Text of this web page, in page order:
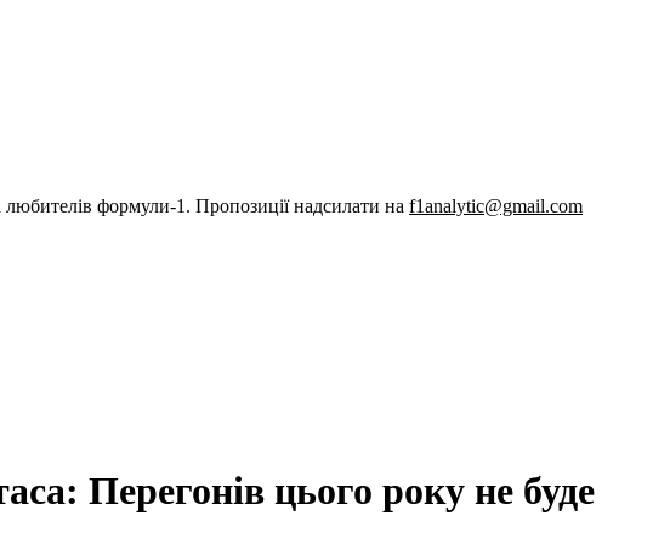
формули-1. Пропозиції надсилати на f1analytic@gmail.com
Перегонів цього року не буде